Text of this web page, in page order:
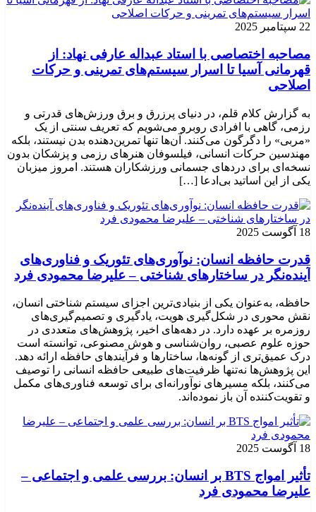
22 سپتامبر 2025
مصاحبه اختصاصی با استاد عبداله عارفی نهاد: از
قهرمانی آسیا تا اسرار سیستم‌های تمرینی و حرکات
اصلاحی
به گزارش کلام قلم، در دنیای پرزرق و برق ورزش‌های قدرتی و
رزمی، گاهی با افرادی روبرو می‌شویم که تعریف سنتی از یک
«مربی» را دگرگون می‌کنند. آن‌ها تنها تمرین‌دهنده بدن نیستند، بلکه
مهندسین حرکات انسانی، فیلسوفان هنرهای رزمی و پزشکان بدون
نسخه‌ای برای دردهای جسمانی ورزشکاران هستند. امروز میزبان
یکی از این اساتید بی‌ادعا […]
18 آگوست 2025
قدرت حافظه انسان: نوآوری‌های تئوریک و فناوری‌های
آینده‌نگر در ساختارهای شناختی – علیرضا محمودی فرد
حافظه، به‌عنوان یکی از بنیادی‌ترین اجزای سیستم شناختی انسان،
نقش محوری در شکل‌گیری هویت، یادگیری و تصمیم‌گیری‌های
روزمره بر عهده دارد. در دهه‌های اخیر، پژوهش‌های متعددی در
حوزه علوم عصبی، روان‌شناسی و هوش مصنوعی، توانسته‌ است
درک عمیق‌تری از گونه‌ها، ساختارها و فرآیندهای حافظه ارائه دهد.
این پژوهش‌ها نه‌تنها ظرفیت‌های طبیعی حافظه انسانی را توصیف
می‌کنند، بلکه مسیرهای نوآورانه‌ای برای توسعه فناوری‌های مکمل
و تقویت‌کننده آن باز نموده‌اند.
18 آگوست 2025
تأثیر امواج BTS بر انسان: بررسی علمی و اجتماعی –
علیرضا محمودی فرد